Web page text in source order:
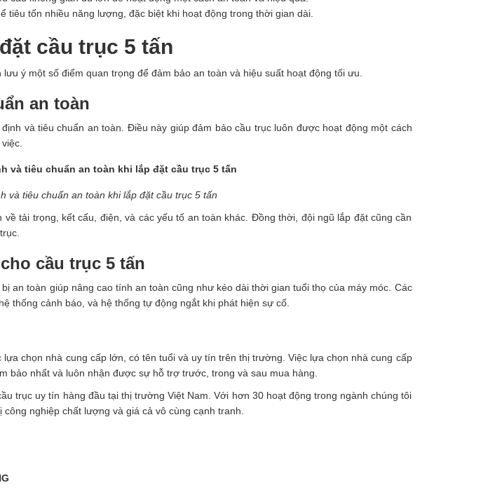
tiêu tốn nhiều năng lượng, đặc biệt khi hoạt động trong thời gian dài.
cầu trục 5 tấn
ý một số điểm quan trọng để đảm bảo an toàn và hiệu suất hoạt động tối ưu.
an toàn
và tiêu chuẩn an toàn. Điều này giúp đảm bảo cầu trục luôn được hoạt động một cách
và tiêu chuẩn an toàn khi lắp đặt cầu trục 5 tấn
tải trọng, kết cấu, điện, và các yếu tố an toàn khác. Đồng thời, đội ngũ lắp đặt cũng cần
cầu trục 5 tấn
an toàn giúp nâng cao tính an toàn cũng như kéo dài thời gian tuổi thọ của máy móc. Các
thống cảnh báo, và hệ thống tự động ngắt khi phát hiện sự cố.
chọn nhà cung cấp lớn, có tên tuổi và uy tín trên thị trường. Việc lựa chọn nhà cung cấp
bảo nhất và luôn nhận được sự hỗ trợ trước, trong và sau mua hàng.
trục uy tín hàng đầu tại thị trường Việt Nam. Với hơn 30 hoạt động trong ngành chúng tôi
nghiệp chất lượng và giá cả vô cùng cạnh tranh.